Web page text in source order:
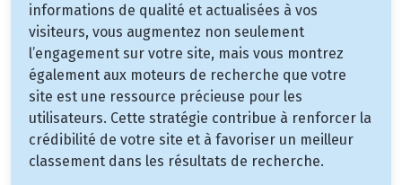
informations de qualité et actualisées à vos
visiteurs, vous augmentez non seulement
l’engagement sur votre site, mais vous montrez
également aux moteurs de recherche que votre
site est une ressource précieuse pour les
utilisateurs. Cette stratégie contribue à renforcer la
crédibilité de votre site et à favoriser un meilleur
classement dans les résultats de recherche.